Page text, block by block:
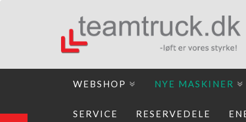
WEBSHOP NYE MASKINER
SERVICE RESERVEDELE